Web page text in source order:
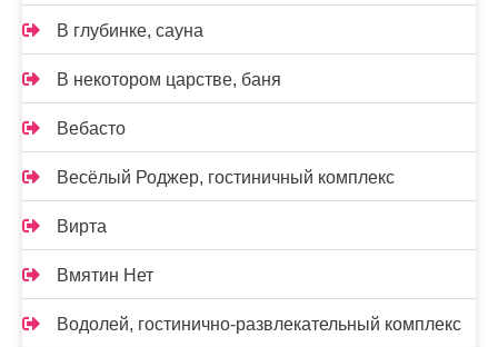
В глубинке, сауна
В некотором царстве, баня
Вебасто
Весёлый Роджер, гостиничный комплекс
Вирта
Вмятин Нет
Водолей, гостинично-развлекательный комплекс